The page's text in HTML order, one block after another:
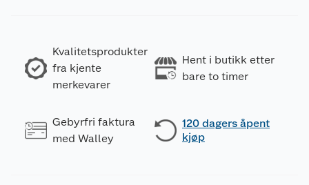
Kvalitetsprodukter
fra kjente
merkevarer
Hent i butikk etter
bare to timer
Gebyrfri faktura
med Walley
120 dagers åpent
kjøp